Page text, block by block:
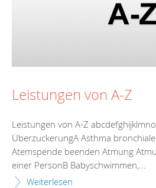
Leistungen von A-Z
Leistungen von A-Z
ÜberzuckerungA Asthma
Atemspende beenden Atmung
einer PersonB Babyschwimmen,...
Weiterlesen